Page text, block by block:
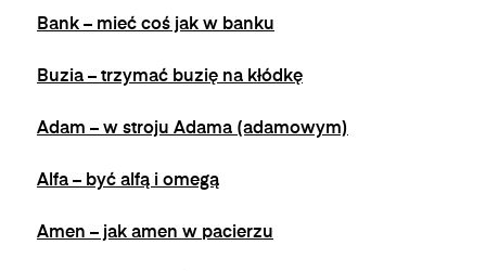
Bank – mieć coś jak w banku
Buzia – trzymać buzię na kłódkę
Adam – w stroju Adama (adamowym)
Alfa – być alfą i omegą
Amen – jak amen w pacierzu